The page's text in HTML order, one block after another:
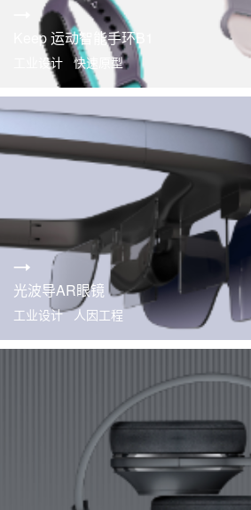
Keep 运动智能手环B1
工业设计 快速原型
光波导AR眼镜
工业设计 人因工程